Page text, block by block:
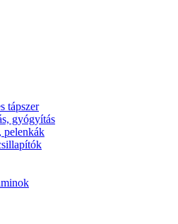
tápszer
gyógyítás
pelenkák